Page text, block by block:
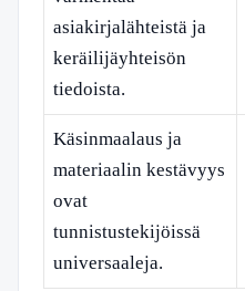
asiakirjalähteistä ja
keräilijäyhteisön
tiedoista.
Käsinmaalaus ja
materiaalin kestävyys
ovat
tunnistustekijöissä
universaaleja.